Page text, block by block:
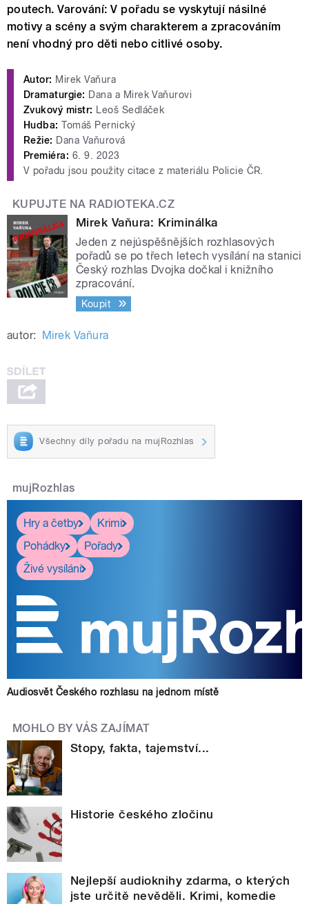
poutech. Varování: V pořadu se vyskytují násilné
motivy a scény a svým charakterem a zpracováním
není vhodný pro děti nebo citlivé osoby.
Autor: Mirek Vaňura
Dramaturgie: Dana a Mirek Vaňurovi
Zvukový mistr: Leoš Sedláček
Hudba: Tomáš Pernický
Režie: Dana Vaňurová
Premiéra: 6. 9. 2023
V pořadu jsou použity citace z materiálu Policie ČR.
KUPUJTE NA RADIOTEKA.CZ
Mirek Vaňura: Kriminálka
Jeden z nejúspěšnějších rozhlasových
pořadů se po třech letech vysílání na stanici
Český rozhlas Dvojka dočkal i knižního
zpracování.
Koupit
autor: Mirek Vaňura
Všechny díly pořadu na mujRozhlas
mujRozhlas
Hry a četby
Krimi
Pohádky
Pořady
Živé vysílání
Audiosvět Českého rozhlasu na jednom místě
MOHLO BY VÁS ZAJÍMAT
Stopy, fakta, tajemství...
Historie českého zločinu
Nejlepší audioknihy zdarma, o kterých
jste určitě nevěděli. Krimi, komedie